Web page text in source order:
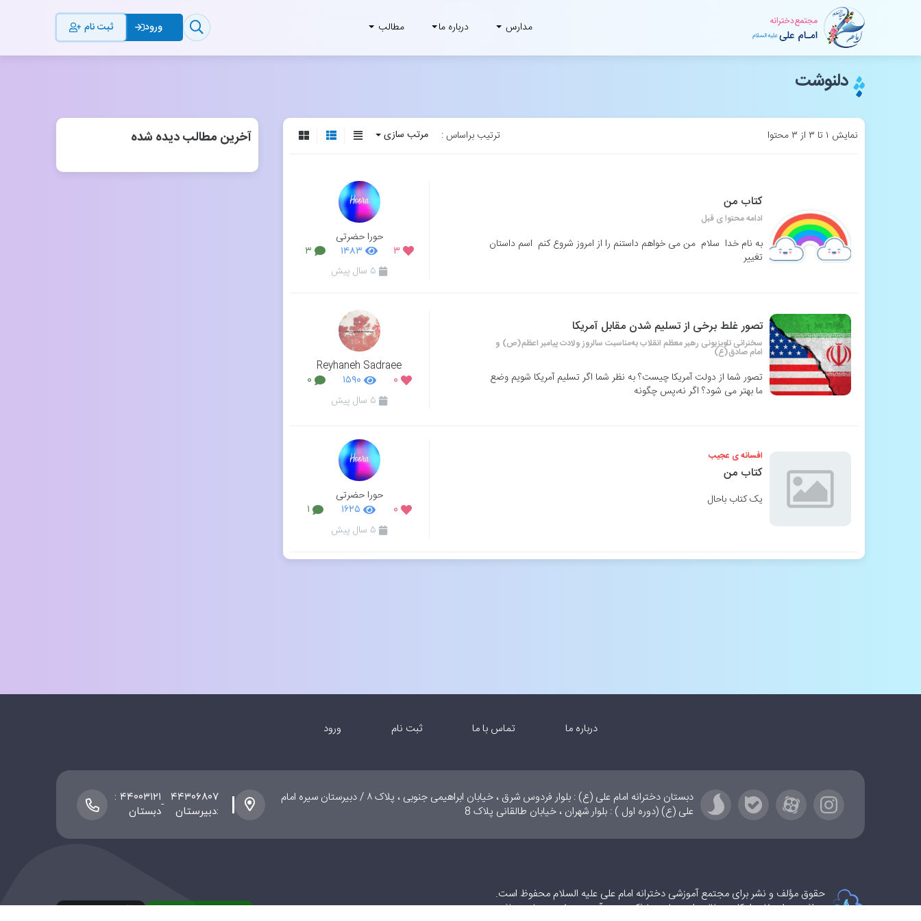
مدارس درباره ما مطالب ورود ثبت نام
دلنوشت
نمایش ۱ تا ۳ از ۳ محتوا ترتیب براساس : مرتب سازی
کتاب من
ادامه محتوا ی قبل
به نام خدا سلام من می خواهم داستنم را از امروز شروع کنم اسم داستان
تغییر
حورا حضرتی
۳ ۱۴۸۳ ۳
۵ سال پیش
تصور غلط برخی از تسلیم شدن مقابل آمریکا
سخنرانی تلویزیونی رهبر معظم انقلاب به‌مناسبت سالروز ولادت پیامبر اعظم(ص) و
امام صادق(ع)
تصور شما از دولت آمریکا چیست؟ به نظر شما اگر تسلیم آمریکا شویم وضع
ما بهتر می شود؟ اگر نه،پس چگونه
Reyhaneh Sadraee
۰ ۱۵۹۰ ۰
۵ سال پیش
افسانه ی عجیب
کتاب من
یک کتاب باحال حورا حضرتی
۰ ۱۶۲۵ ۱
۵ سال پیش
آخرین مطالب دیده شده
درباره ما تماس با ما ثبت نام ورود
دبستان دخترانه امام علی (ع) : بلوار فردوس شرق ، خیابان ابراهیمی جنوبی ، پلاک ۸ / دبیرستان سیره امام
علی (ع) (دوره اول ) : بلوار شهران ، خیابان طالقانی پلاک 8
۴۴۳۰۶۸۰۷
:دبیرستان
-
۴۴۰۰۳۱۲۱ :
دبستان
حقوق مؤلف و نشر برای مجتمع آموزشی دخترانه امام علی علیه السلام محفوظ است.
برداشت و استفاده از کلیه مطالب این سایت با ذکر منبع و آدرس صفحه مجاز می‌باشد.